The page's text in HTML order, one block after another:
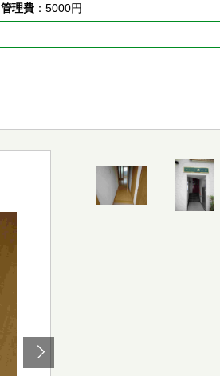
管理費：5000円